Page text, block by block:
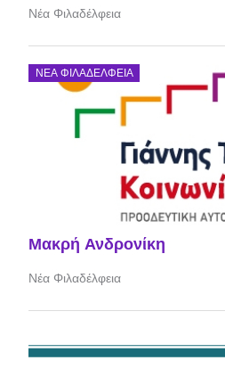
Νέα Φιλαδέλφεια
ΝΈΑ ΦΙΛΑΔΈΛΦΕΙΑ
Μακρή Ανδρονίκη
Νέα Φιλαδέλφεια